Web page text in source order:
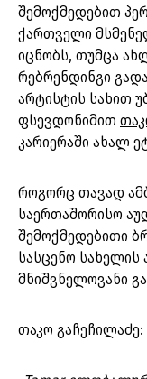
შემოქმედებით
ქართველი
იცნობს, თუმცა
რებრენდინგი
არტისტის სახით
ფსევდონიმით
კარიერაში ახალ
როგორც თავად
საერთაშორისო
შემოქმედებითი
სასცენო სახელის
მნიშვნელოვანი
თაკო გაჩეჩილაძე: